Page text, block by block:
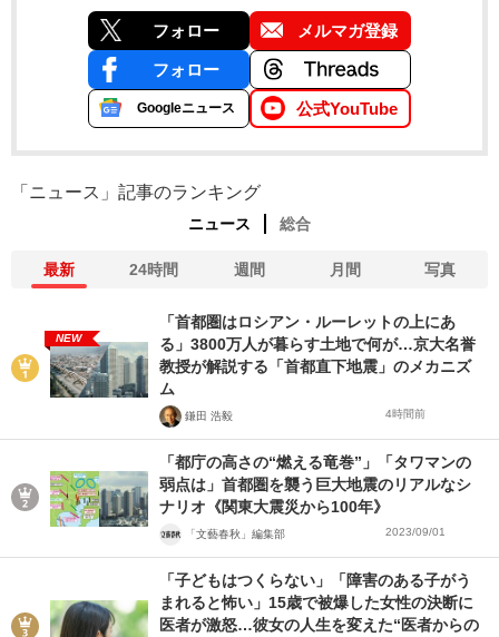
フォロー メルマガ登録
フォロー
Googleニュース 公式YouTube
「ニュース」記事のランキング
ニュース 総合
最新 24時間 週間 月間 写真
NEW
「首都圏はロシアン・ルーレットの上にあ
る」3800万人が暮らす土地で何が…京大名誉
教授が解説する「首都直下地震」のメカニズ
ム
鎌田 浩毅 4時間前
「都庁の高さの“燃える竜巻”」「タワマンの
弱点は」首都圏を襲う巨大地震のリアルなシ
ナリオ《関東大震災から100年》
「文藝春秋」編集部 2023/09/01
「子どもはつくらない」「障害のある子がう
まれると怖い」15歳で被爆した女性の決断に
医者が激怒…彼女の人生を変えた“医者からの